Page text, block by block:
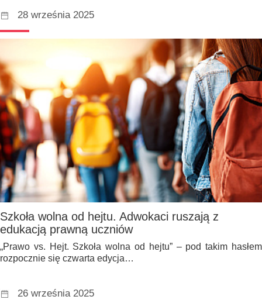
28 września 2025
Szkoła wolna od hejtu. Adwokaci ruszają z
edukacją prawną uczniów
„Prawo vs. Hejt. Szkoła wolna od hejtu” – pod takim hasłem
rozpocznie się czwarta edycja…
26 września 2025